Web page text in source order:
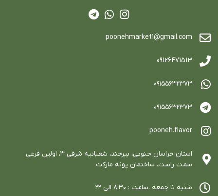
poonehmarket1@gmail.com
09126471513
٠٩١٥٥٦٣٢٣٧٣
٠٩١٥٥٦٣٢٣٧٣
pooneh.flavor
استان خراسان جنوبي، بيرجند، شعبانيه شرقي ٣، اولين فرعي
سمت راست، ساختمان پونه ماركت
شنبه تا جمعه ،ساعت : ٨:٣٠ الي ٢٢